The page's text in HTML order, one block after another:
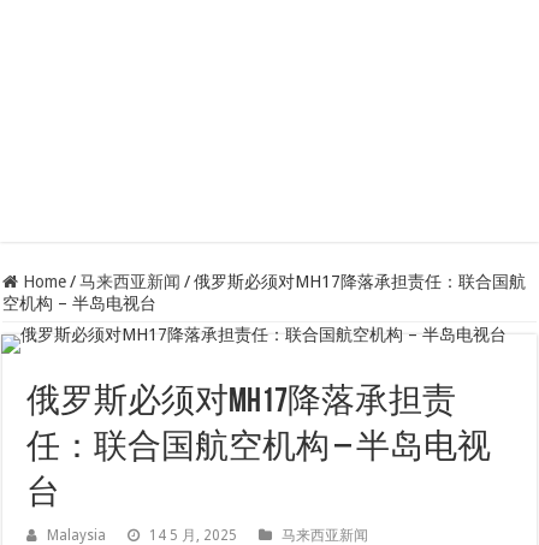
Home / 马来西亚新闻 / 俄罗斯必须对MH17降落承担责任：联合国航
空机构 – 半岛电视台
俄罗斯必须对MH17降落承担责
任：联合国航空机构 – 半岛电视
台
Malaysia 14 5 月, 2025
马来西亚新闻